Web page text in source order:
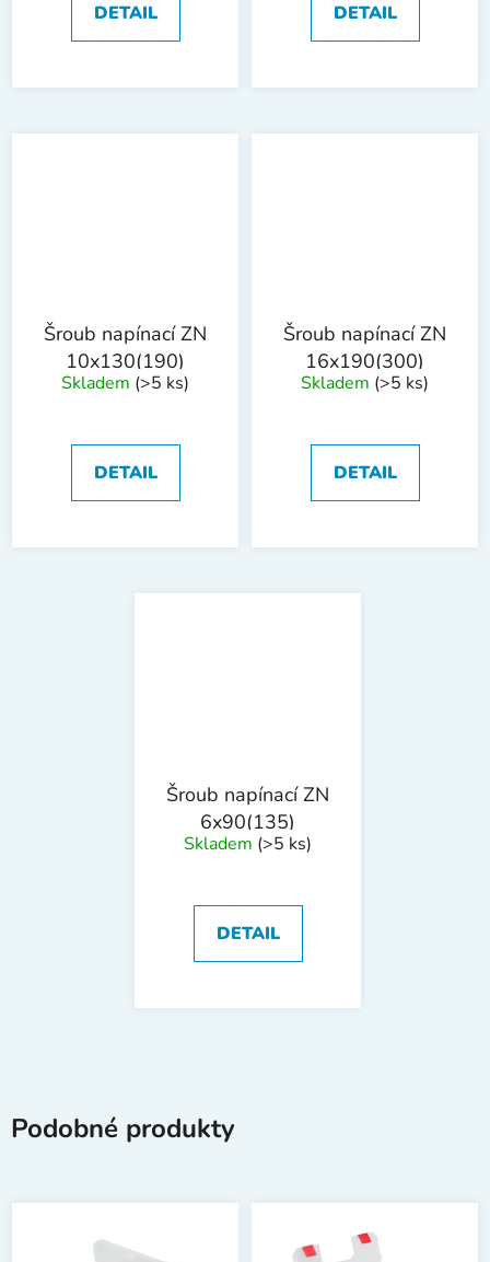
DETAIL DETAIL
Šroub napínací ZN
10x130(190)
Skladem (>5 ks)
DETAIL
Šroub napínací ZN
16x190(300)
Skladem (>5 ks)
DETAIL
Šroub napínací ZN
6x90(135)
Skladem (>5 ks)
DETAIL
Podobné produkty